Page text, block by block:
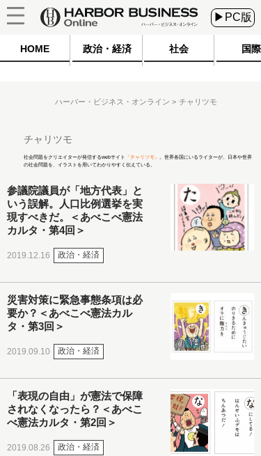
▶PC版
HOME 政治・経済 社会 国際
ハーバー・ビジネス・オンライン チャリツモ
チャリツモ
社会問題をクリエイターが発信するwebサイト 「チャリツモ」
。世界各国にいるライターが、日本や世界
の社会問題を、イラストを用いてわかりやすく伝えている。
参議院議員が「地方代表」と
いう誤解。人口比例選挙を実
現すべきだ。＜あべこべ憲法
カルタ・第4回＞
2019.12.16 政治・経済
災害対策に緊急事態条項は必
要か？＜あべこべ憲法カル
タ・第3回＞
2019.09.10 政治・経済
「表現の自由」が憲法で保障
されなくなったら？＜あべこ
べ憲法カルタ・第2回＞
2019.08.26 政治・経済